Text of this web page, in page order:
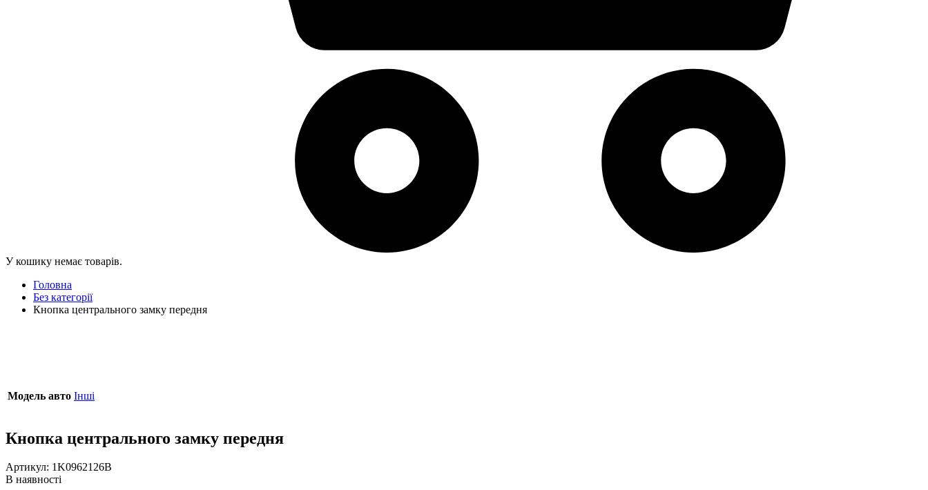
У кошику немає товарів.
Головна
Без категорії
Кнопка центрального замку передня
Модель авто Інші
Кнопка центрального замку передня
Артикул: 1K0962126B
В наявності